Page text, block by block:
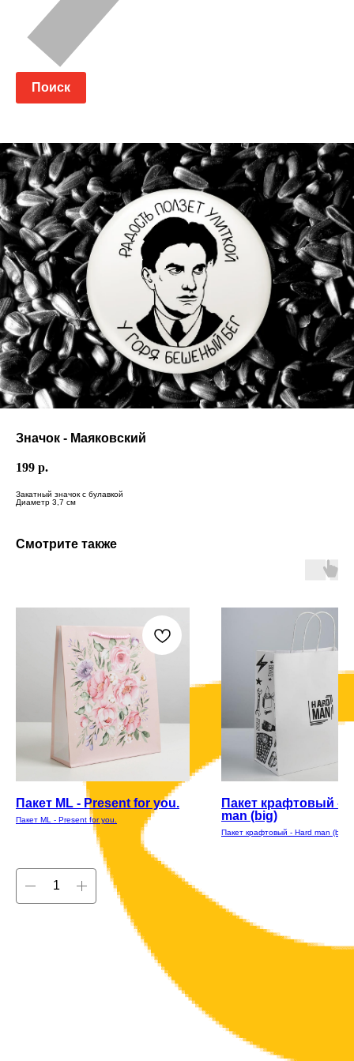
Поиск
Значок - Маяковский
199 р.
Закатный значок с булавкой
Диаметр 3,7 см
Смотрите также
Пакет ML - Present for you.
Пакет ML - Present for you.
Пакет крафтовый -
man (big)
Пакет крафтовый - Hard man (big)